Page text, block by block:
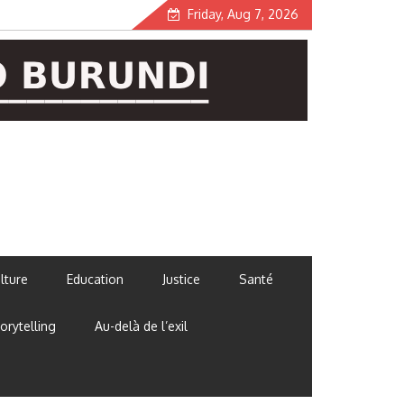
Friday, Aug 7, 2026
Education Justice Santé
Au-delà de l’exil